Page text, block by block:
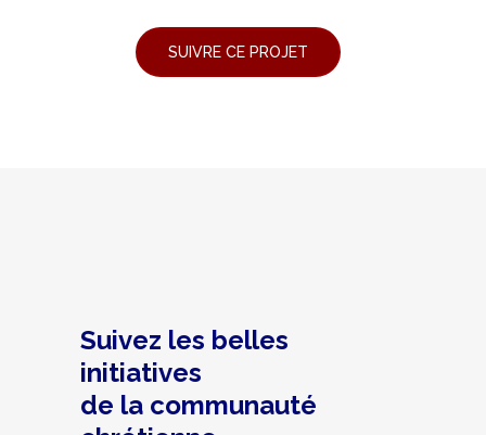
Suivez les belles
initiatives
de la communauté